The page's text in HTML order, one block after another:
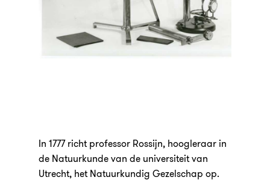
In 1777 richt professor Rossijn, hoogleraar in
de Natuurkunde van de universiteit van
Utrecht, het Natuurkundig Gezelschap op.